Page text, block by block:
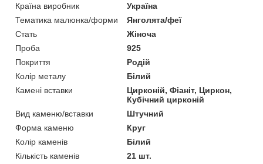
Країна виробник
Україна
Тематика малюнка/форми
Янголята/феї
Стать
Жіноча
Проба
925
Покриття
Родій
Колір металу
Білий
Камені вставки
Цирконій, Фіаніт, Циркон,
Кубічний цирконій
Вид каменю/вставки
Штучний
Форма каменю
Круг
Колір каменів
Білий
Кількість каменів
21 шт.